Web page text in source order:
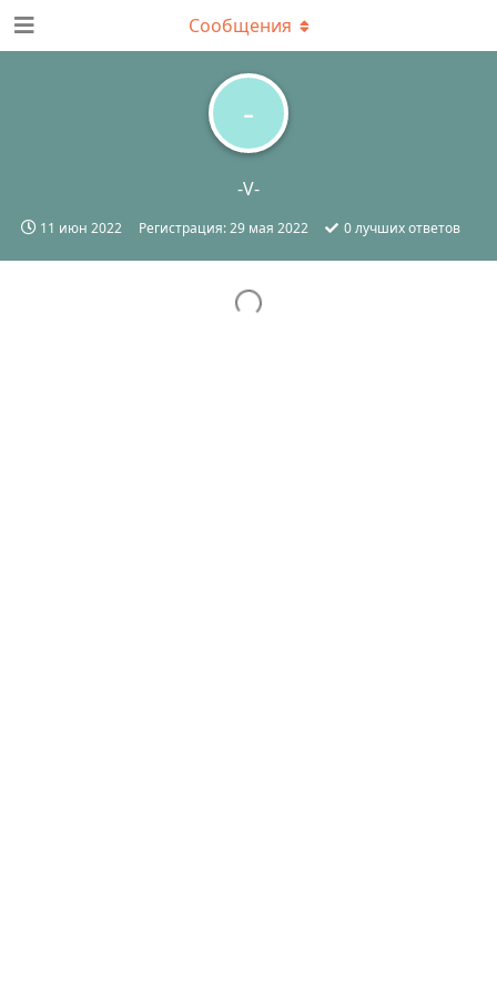
-
-V-
11 июн 2022 Регистрация:29 мая 2022 0лучших ответов
Сообщения